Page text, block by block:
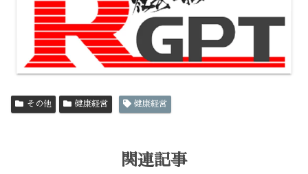
その他 健康経営 健康経営
関連記事